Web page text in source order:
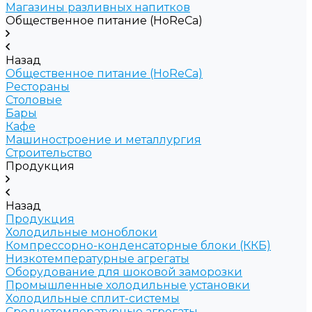
Магазины разливных напитков
Общественное питание (HoReCa)
Назад
Общественное питание (HoReCa)
Рестораны
Столовые
Бары
Кафе
Машиностроение и металлургия
Строительство
Продукция
Назад
Продукция
Холодильные моноблоки
Компрессорно-конденсаторные блоки (ККБ)
Низкотемпературные агрегаты
Оборудование для шоковой заморозки
Промышленные холодильные установки
Холодильные сплит-системы